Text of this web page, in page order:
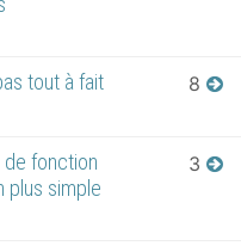
tout à fait 8
de fonction
plus simple
3